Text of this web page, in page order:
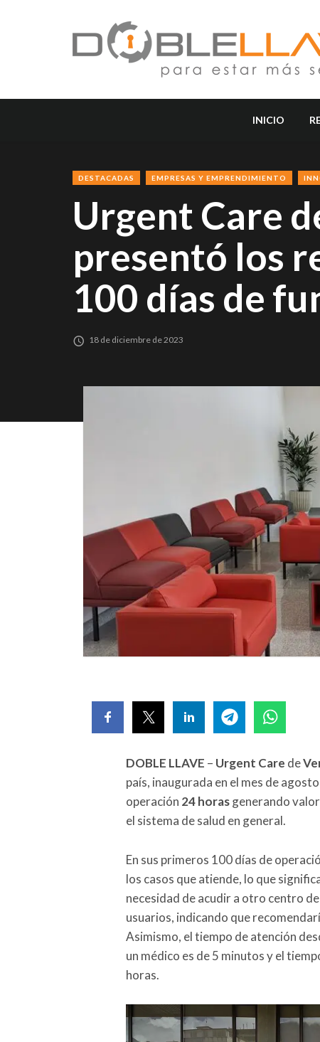
INICIO
DESTACADAS EMPRESAS Y EMPRENDIMIENTO
Urgent Care
presentó los
100 días de
18 de diciembre de 2023
DOBLE LLAVE – Urgent Care de
país, inaugurada en el mes de
operación 24 horasgenerando
el sistema de salud en general.
En sus primeros 100 días de
los casos que atiende, lo que
necesidad de acudir a otro centro
usuarios, indicando que
Asimismo, el tiempo de atención
un médico es de 5 minutos y el
horas.